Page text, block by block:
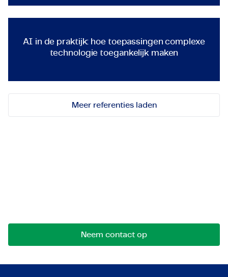
AI in de praktijk: hoe toepassingen complexe
technologie toegankelijk maken
Meer referenties laden
Neem contact op